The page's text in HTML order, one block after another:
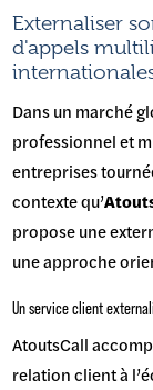
Externaliser
d'appels
Dans un marché
professionnel et
entreprises
contexte qu’
propose une
une approche
Un service client
AtoutsCall
relation client à